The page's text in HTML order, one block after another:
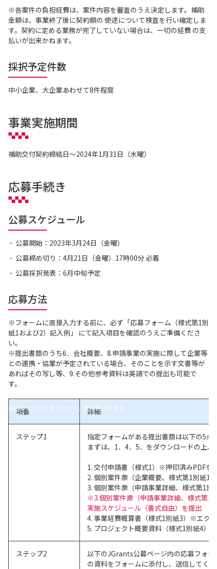
※各案件の負担経費は、案件内容を審査のうえ決定します。補助
金額は、事業終了後に契約額の 使途について検査を行い確定しま
す。契約に定める業務が完了していない場合は、一切の経費 の支
払いが出来かねます。
採択予定件数
中小企業、大企業あわせて8件程度
事業実施期間
補助交付契約締結日～2024年1月31日（水曜）
応募手続き
公募スケジュール
公募開始：2023年3月24日（金曜）
公募締め切り：4月21日（金曜）17時00分 必着
公募採択発表：6月中旬予定
応募方法
※フォームに直接入力する前に、必ず「応募フォーム（様式第1別
紙1および2）記入例」 にて記入項目を確認のうえご準備くださ
い。
※提出書類のうち6．会社概要、8.申請事業の実施に際して企業等
との連携・協業が予定されている場合、そのことを示す文書等が
あればその写し等、9.その他参考資料は英語での提出も可能で
す。
項番 詳細
ステップ1
指定フォームがある提出書類は以下の5点
まずは、1．4．5．をダウンロードの上
1. 交付申請書（様式1）※押印済みPDFを
2. 個別案件票（企業概要、様式第1別紙1
3. 個別案件票（申請事業詳細、様式第1
※3.個別案件票（申請事業詳細、様式第1
実施スケジュール（書式自由）を提出
4. 事業経費概算書（様式1別紙3）※エク
5. プロジェクト概要資料（様式1別紙4）
ステップ2
以下のJGrants公募ページ内の応募フォ
の資料をフォームに添付し、送信してく
左右にスワイプすることで、表が見られます